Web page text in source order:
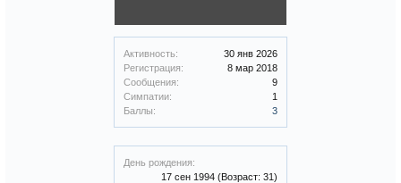
Активность:
30 янв 2026
Регистрация:
8 мар 2018
Сообщения:
9
Симпатии:
1
Баллы:
3
День рождения:
17 сен 1994 (Возраст: 31)